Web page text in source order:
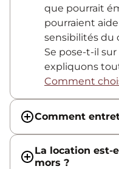
que pourrait
pourraient
sensibilités du
Se pose-t-il
expliquons
Comment
Comment
La location est-
mors ?